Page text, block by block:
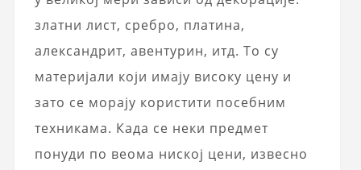
златни лист, сребро, платина,
александрит, авентурин, итд. То су
материјали који имају високу цену и
зато се морају користити посебним
техникама. Када се неки предмет
понуди по веома ниској цени, извесно